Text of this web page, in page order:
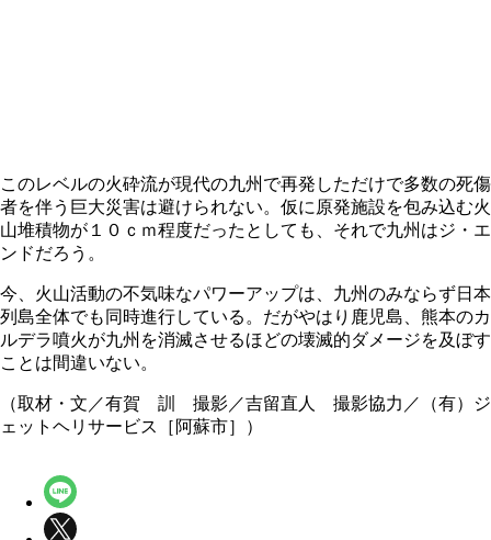
このレベルの火砕流が現代の九州で再発しただけで多数の死傷
者を伴う巨大災害は避けられない。仮に原発施設を包み込む火
山堆積物が１０ｃｍ程度だったとしても、それで九州はジ・エ
ンドだろう。
今、火山活動の不気味なパワーアップは、九州のみならず日本
列島全体でも同時進行している。だがやはり鹿児島、熊本のカ
ルデラ噴火が九州を消滅させるほどの壊滅的ダメージを及ぼす
ことは間違いない。
（取材・文／有賀 訓 撮影／吉留直人 撮影協力／（有）ジ
ェットヘリサービス［阿蘇市］）